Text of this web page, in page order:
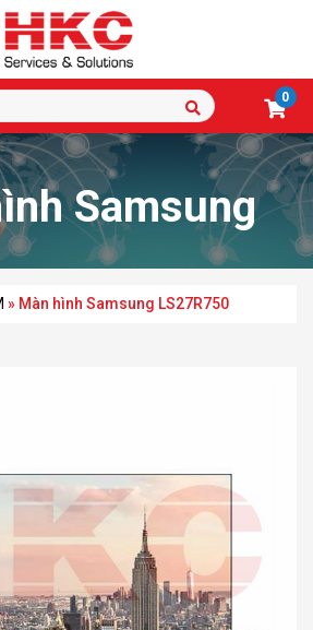
0
Samsung
» Màn hình Samsung LS27R750